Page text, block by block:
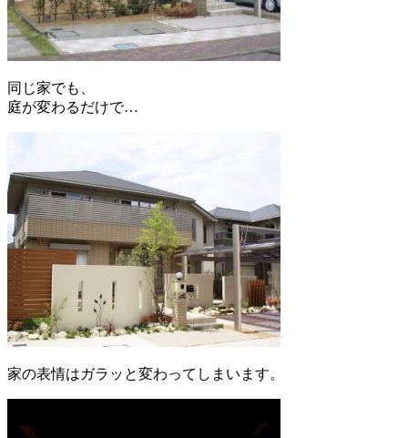
同じ家でも、
庭が変わるだけで…
家の表情はガラッと変わってしまいます。